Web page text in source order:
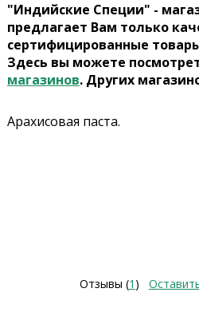
"Индийские Специи" -
предлагает Вам только
сертифицированные
Здесь вы можете
магазинов. Других
Арахисовая паста.
Отзывы (1 )